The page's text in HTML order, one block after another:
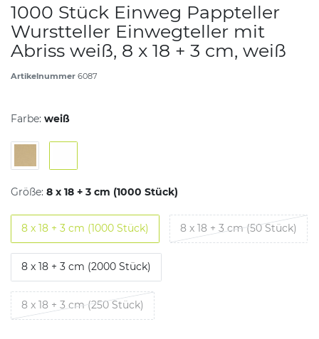
1000 Stück Einweg Pappteller
Wurstteller Einwegteller mit
Abriss weiß, 8 x 18 + 3 cm, weiß
Artikelnummer 6087
Farbe: weiß
Größe: 8 x 18 + 3 cm (1000 Stück)
8 x 18 + 3 cm (1000 Stück) 8 x 18 + 3 cm (50 Stück)
8 x 18 + 3 cm (2000 Stück)
8 x 18 + 3 cm (250 Stück)